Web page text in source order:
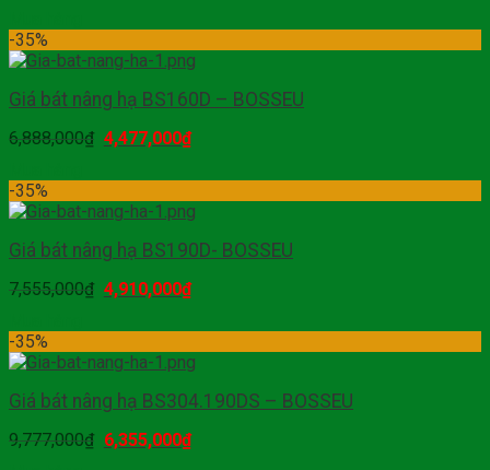
-35%
Giá bát nâng hạ BS160D – BOSSEU
6,888,000₫ 4,477,000₫
-35%
Giá bát nâng hạ BS190D- BOSSEU
7,555,000₫ 4,910,000₫
-35%
Giá bát nâng hạ BS304.190DS – BOSSEU
9,777,000₫ 6,355,000₫